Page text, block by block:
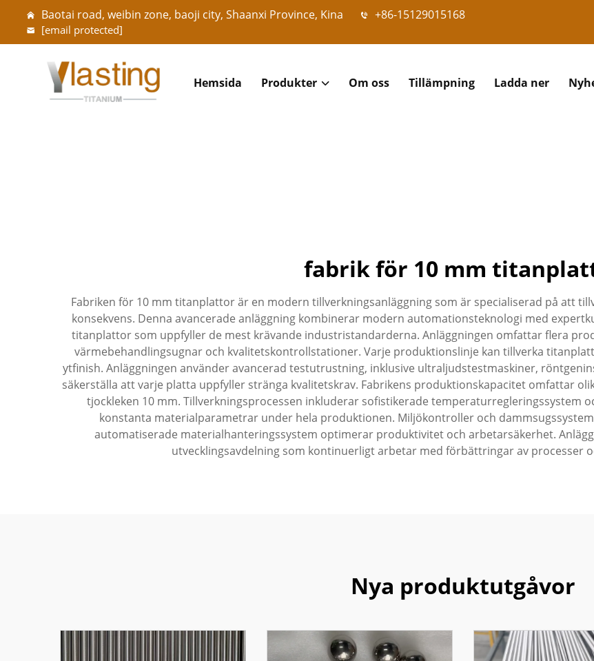
Baotai road, weibin zone, baoji city, Shaanxi Province, Kina +86-15129015168
[email protected]
Hemsida Produkter Om oss Tillämpning Ladda ner
fabrik för 10 mm
Fabriken för 10 mm titanplattor är en modern tillverkningsanläggning som är specialiserad på att
konsekvens. Denna avancerade anläggning kombinerar modern automationsteknologi med
titanplattor som uppfyller de mest krävande industristandarderna. Anläggningen omfattar flera
värmebehandlingsugnar och kvalitetskontrollstationer. Varje produktionslinje kan tillverka
ytfinish. Anläggningen använder avancerad testutrustning, inklusive ultraljudstestmaskiner,
säkerställa att varje platta uppfyller stränga kvalitetskrav. Fabrikens produktionskapacitet omfattar
tjockleken 10 mm. Tillverkningsprocessen inkluderar sofistikerade temperaturregleringssystem
konstanta materialparametrar under hela produktionen. Miljökontroller och
automatiserade materialhanteringssystem optimerar produktivitet och arbetarsäkerhet.
utvecklingsavdelning som kontinuerligt arbetar med förbättringar av processer
Nya produktutgåvor